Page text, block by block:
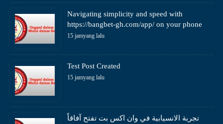
Navigating simplicity and speed with
https://bangbet-gh.com/app/ on your phone
15 jamyang lalu
Test Post Created
15 jamyang lalu
تجربة الانسيابية في وان اكس بت تفتح آفاقاً